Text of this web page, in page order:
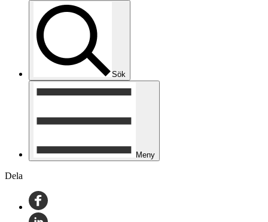
Sök
Meny
Dela